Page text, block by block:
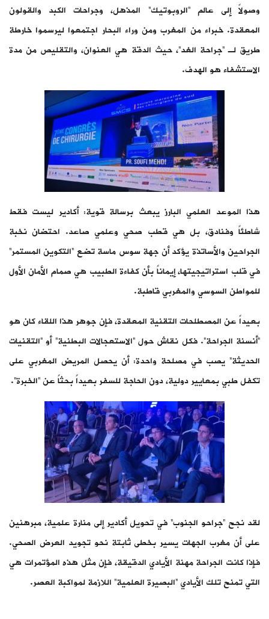
وصولاً إلى عالم “الروبوتيك” المذهل، وجراحات الكبد والقولون
المعقدة. خبراء من المغرب ومن وراء البحار اجتمعوا ليرسموا خارطة
طريق لـ “جراحة الغد”، حيث الدقة هي العنوان، والتقليص من مدة
الاستشفاء هو الهدف.
هذا الموعد العلمي البارز يبعث برسالة قوية: أكادير ليست فقط
شاطئاً وفنادق، بل هي قطب صحي وعلمي صاعد. احتضان نخبة
الجراحين والأساتذة يؤكد أن جهة سوس ماسة تضع “التكوين المستمر”
في قلب استراتيجيتها، إيماناً بأن كفاءة الطبيب هي صمام الأمان الأول
للمواطن السوسي والمغربي قاطبة.
بعيداً عن المصطلحات التقنية المعقدة، فإن جوهر هذا اللقاء كان هو
“أنسنة الجراحة”. فكل نقاش حول “الاستعجالات البطنية” أو “التقنيات
الحديثة” يصب في مصلحة واحدة: أن يحصل المريض المغربي على
تكفل طبي بمعايير دولية، دون الحاجة للسفر بعيداً بحثاً عن “الخبرة”.
لقد نجح “جراحو الجنوب” في تحويل أكادير إلى منارة علمية، مبرهنين
على أن مغرب الجهات يسير بخطى ثابتة نحو تجويد العرض الصحي.
فإذا كانت الجراحة مهنة الأيادي الدقيقة، فإن مثل هذه المؤتمرات هي
التي تمنح تلك الأيادي “البصيرة العلمية” اللازمة لمواكبة العصر.